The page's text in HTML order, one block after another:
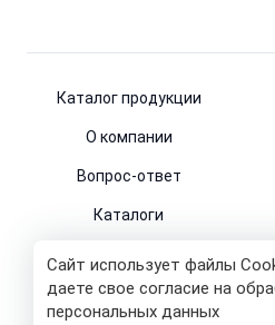
Сайт использует файлы
даете свое согласие на
персональных данных
Каталог продукции
О компании
Вопрос-ответ
Каталоги